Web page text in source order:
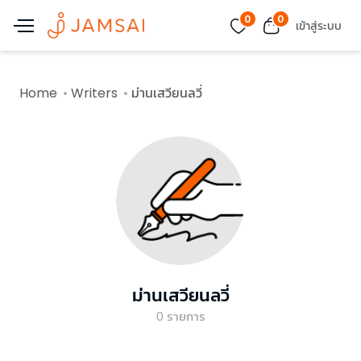
0 0 เข้าสู่ระบบ
Home Writers ม่านเสวียนลวี่
ม่านเสวียนลวี่
0 รายการ